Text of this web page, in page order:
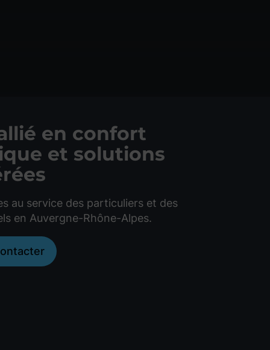
en confort
et solutions
au service des particuliers et des
en Auvergne-Rhône-Alpes.